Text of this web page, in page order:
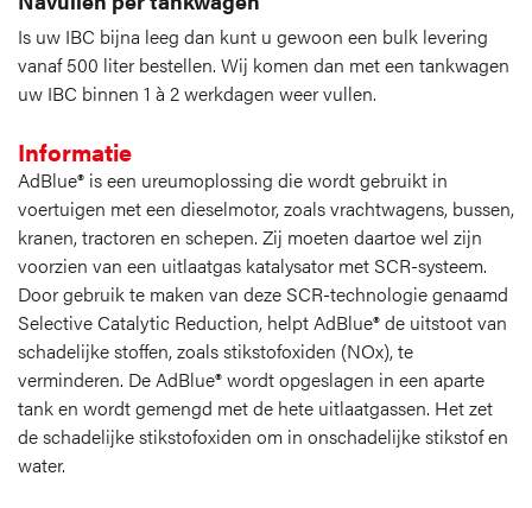
Is uw IBC bijna leeg dan kunt u gewoon een bulk levering
vanaf 500 liter bestellen. Wij komen dan met een tankwagen
uw IBC binnen 1 à 2 werkdagen weer vullen.
Informatie
AdBlue® is een ureumoplossing die wordt gebruikt in
voertuigen met een dieselmotor, zoals vrachtwagens, bussen,
kranen, tractoren en schepen. Zij moeten daartoe wel zijn
voorzien van een uitlaatgas katalysator met SCR-systeem.
Door gebruik te maken van deze SCR-technologie genaamd
Selective Catalytic Reduction, helpt AdBlue® de uitstoot van
schadelijke stoffen, zoals stikstofoxiden (NOx), te
verminderen. De AdBlue® wordt opgeslagen in een aparte
tank en wordt gemengd met de hete uitlaatgassen. Het zet
de schadelijke stikstofoxiden om in onschadelijke stikstof en
water.